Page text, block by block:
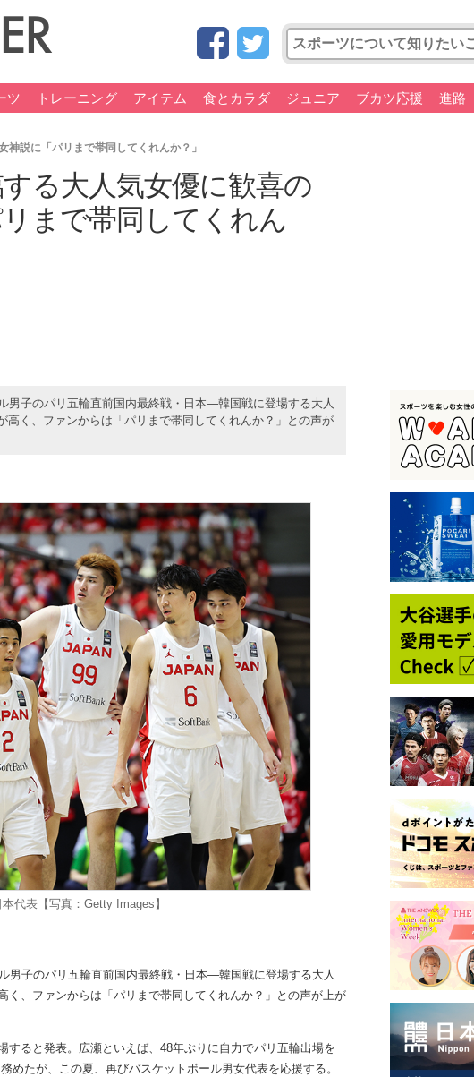
ツ トレーニング アイテム 食とカラダ ジュニア ブカツ応援 進路
説に「パリまで帯同してくれんか？」
る大人気女優に歓喜の
まで帯同してくれん
男子のパリ五輪直前国内最終戦・日本―韓国戦に登場する大人
く、ファンからは「パリまで帯同してくれんか？」との声が
代表【写真：Getty Images】
子のパリ五輪直前国内最終戦・日本―韓国戦に登場する大人
、ファンからは「パリまで帯同してくれんか？」との声が上が
ると発表。広瀬といえば、48年ぶりに自力でパリ五輪出場を
たが、この夏、再びバスケットボール男女代表を応援する。